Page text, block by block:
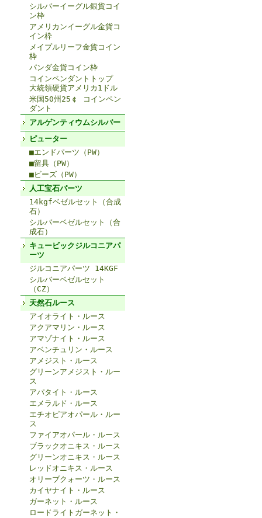
シルバーイーグル銀貨コイ
ン枠
アメリカンイーグル金貨コ
イン枠
メイプルリーフ金貨コイン
枠
パンダ金貨コイン枠
コインペンダントトップ
大統領硬貨アメリカ1ドル
米国50州25￠ コインペン
ダント
アルゲンティウムシルバー
ピューター
■エンドパーツ（PW）
■留具（PW）
■ビーズ（PW）
人工宝石パーツ
14kgfベゼルセット（合成
石）
シルバーベゼルセット（合
成石）
キュービックジルコニアパ
ーツ
ジルコニアパーツ 14KGF
シルバーベゼルセット
（CZ）
天然石ルース
アイオライト・ルース
アクアマリン・ルース
アマゾナイト・ルース
アベンチュリン・ルース
アメジスト・ルース
グリーンアメジスト・ルー
ス
アパタイト・ルース
エメラルド・ルース
エチオピアオパール・ルー
ス
ファイアオパール・ルース
ブラックオニキス・ルース
グリーンオニキス・ルース
レッドオニキス・ルース
オリーブクォーツ・ルース
カイヤナイト・ルース
ガーネット・ルース
ロードライトガーネット・